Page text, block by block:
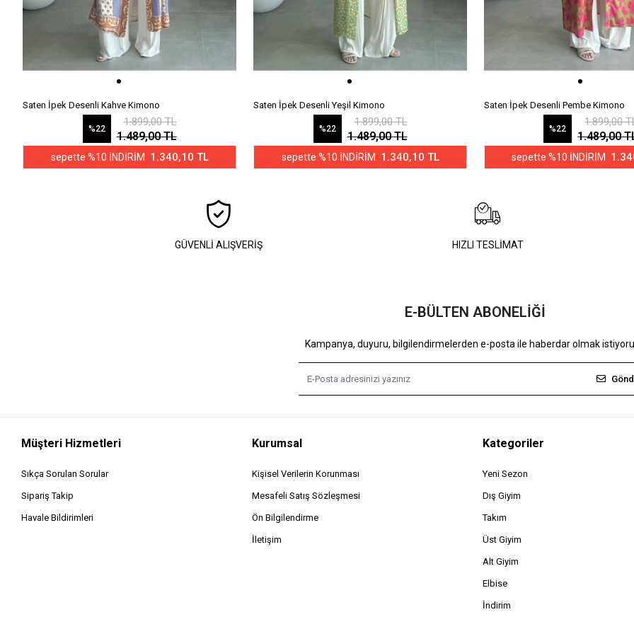
Saten İpek Desenli Kahve Kimono
%22
1.899,00 TL
1.489,00 TL
sepette %10 İNDİRİM 1.340,10 TL
Saten İpek Desenli Yeşil Kimono
%22
1.899,00 TL
1.489,00 TL
sepette %10 İNDİRİM 1.340,10 TL
Saten İpek Desenli Pembe Kimono
%22
1.899,00
1.489,00
sepette %10 İNDİRİM
GÜVENLİ ALIŞVERİŞ HIZLI TESLİMAT
E-BÜLTEN ABONELİĞİ
Kampanya, duyuru, bilgilendirmelerden e-posta ile haberdar olmak
Müşteri Hizmetleri
Sıkça Sorulan Sorular
Sipariş Takip
Havale Bildirimleri
Kurumsal
Kişisel Verilerin Korunması
Mesafeli Satış Sözleşmesi
Ön Bilgilendirme
İletişim
Kategoriler
Yeni Sezon
Dış Giyim
Takım
Üst Giyim
Alt Giyim
Elbise
İndirim